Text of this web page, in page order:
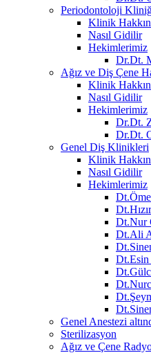
Periodontoloji
Klinik
Nasıl Gidilir
Hekimlerimiz
Dr.Dt.
Ağız ve Diş Çene
Klinik
Nasıl Gidilir
Hekimlerimiz
Dr.Dt.
Dr.Dt.
Genel Diş Klinikleri
Klinik
Nasıl Gidilir
Hekimlerimiz
Dt.Nur
Dt.Ali
Genel Anestezi
Sterilizasyon
Ağız ve Çene